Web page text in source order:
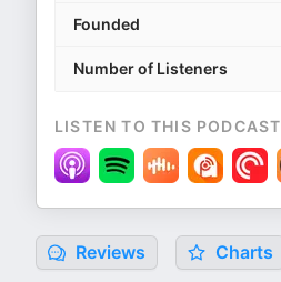
Founded
Number of Listeners
LISTEN TO THIS PODCAST
Reviews Charts